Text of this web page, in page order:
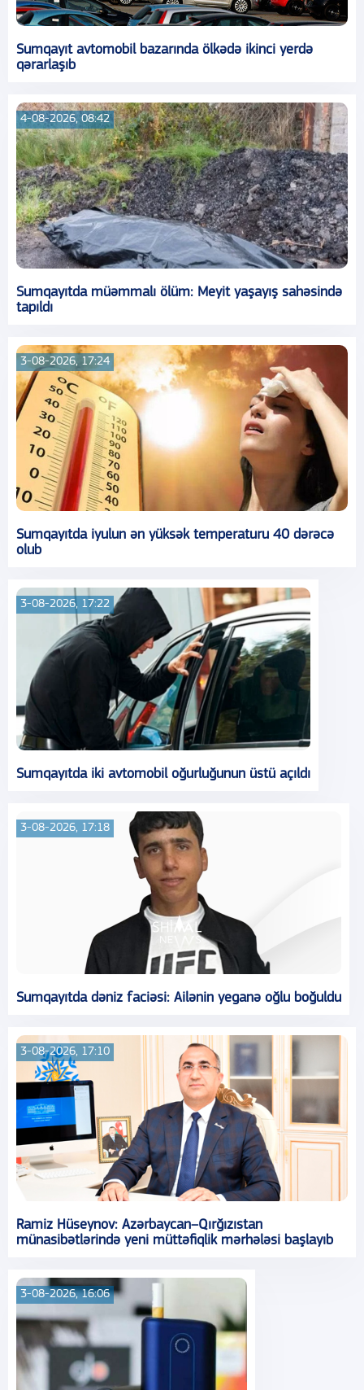
Sumqayıt avtomobil bazarında ölkədə ikinci yerdə
qərarlaşıb
4-08-2026, 08:42
Sumqayıtda müəmmalı ölüm: Meyit yaşayış sahəsində
tapıldı
3-08-2026, 17:24
Sumqayıtda iyulun ən yüksək temperaturu 40 dərəcə
olub
3-08-2026, 17:22
Sumqayıtda iki avtomobil oğurluğunun üstü açıldı
3-08-2026, 17:18
Sumqayıtda dəniz faciəsi: Ailənin yeganə oğlu boğuldu
3-08-2026, 17:10
Ramiz Hüseynov: Azərbaycan–Qırğızıstan
münasibətlərində yeni müttəfiqlik mərhələsi başlayıb
3-08-2026, 16:06